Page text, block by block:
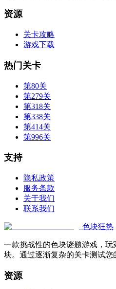
资源
关卡攻略
游戏下载
热门关卡
第80关
第279关
第318关
第338关
第414关
第996关
支持
隐私政策
服务条款
关于我们
联系我们
色块狂热
一款挑战性的色块谜题游戏，
块。通过逐渐复杂的关卡测试您
资源